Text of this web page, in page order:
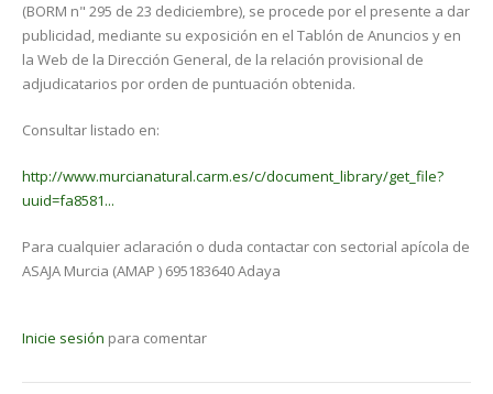
(BORM n" 295 de 23 dediciembre), se procede por el presente a dar
publicidad, mediante su exposición en el Tablón de Anuncios y en
la Web de la Dirección General, de la relación provisional de
adjudicatarios por orden de puntuación obtenida.
Consultar listado en:
http://www.murcianatural.carm.es/c/document_library/get_file?
uuid=fa8581...
Para cualquier aclaración o duda contactar con sectorial apícola de
ASAJA Murcia (AMAP ) 695183640 Adaya
Inicie sesión para comentar